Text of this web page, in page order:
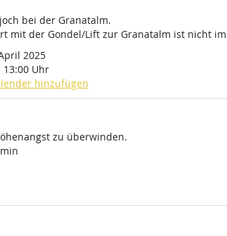
bei der Granatalm.
mit der Gondel/Lift zur Granatalm ist nicht
2025
13:00 Uhr
hinzufügen
zu überwinden.